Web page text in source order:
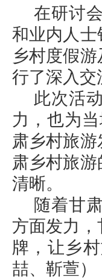
在研讨
和业内人
乡村度假
行了深入交
此次活
力，也为
肃乡村旅
肃乡村旅
清晰。
随着甘
方面发力
牌，让乡
喆、靳萱）